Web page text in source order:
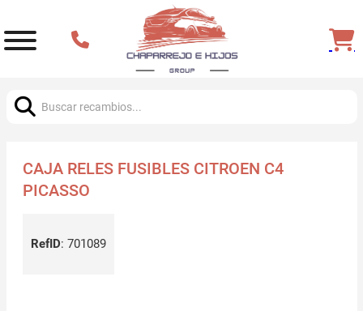
CAJA RELES FUSIBLES CITROEN C4
PICASSO
RefID: 701089